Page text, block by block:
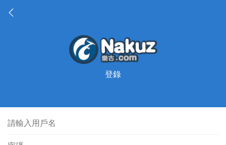
登錄